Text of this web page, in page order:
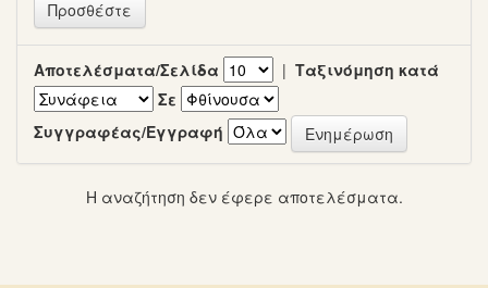
Αποτελέσματα/Σελίδα | Ταξινόμηση κατά
Σε
Συγγραφέας/Εγγραφή
Η αναζήτηση δεν έφερε αποτελέσματα.